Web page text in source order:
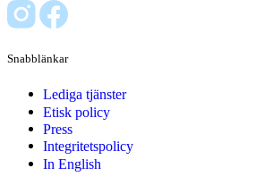
Snabblänkar
Lediga tjänster
Etisk policy
Press
Integritetspolicy
In English